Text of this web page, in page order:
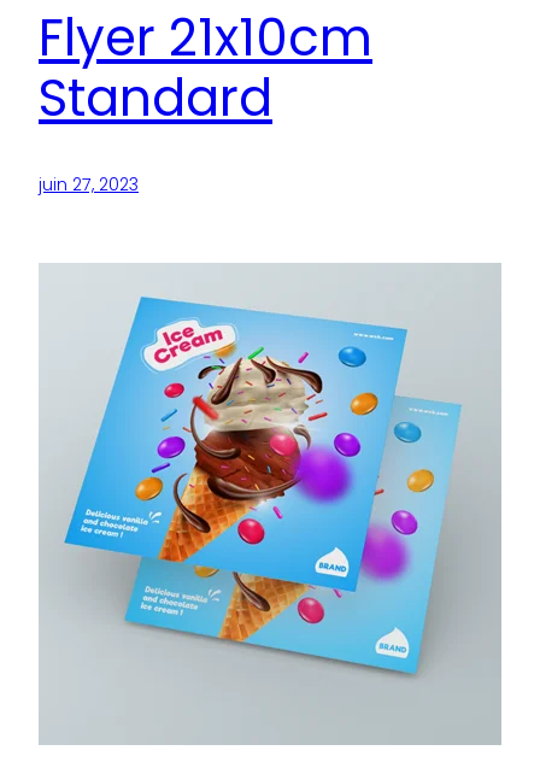
Flyer 21x10cm
Standard
juin 27, 2023